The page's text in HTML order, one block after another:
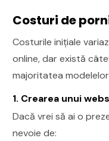
Costuri de
Costurile inițiale
online, dar există
majoritatea
1. Crearea unui
Dacă vrei să ai o
nevoie de: